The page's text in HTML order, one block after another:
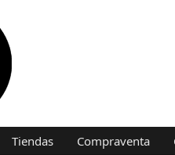
Tiendas Compraventa